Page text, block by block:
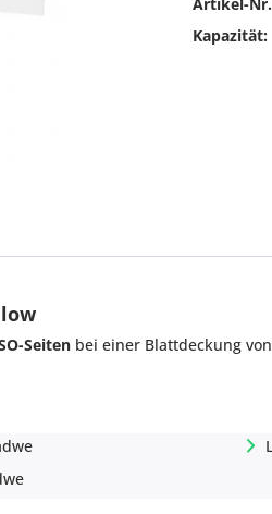
Kapazität:
Seiten bei einer Blattdeckung